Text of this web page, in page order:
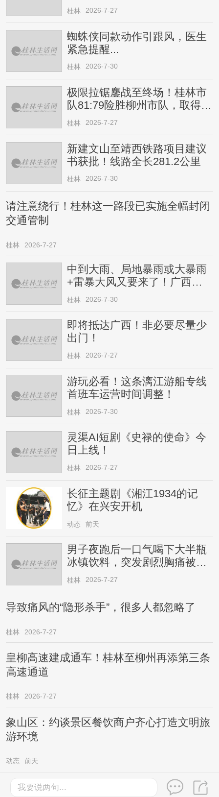
桂林 2026-7-27
蜘蛛侠同款动作引跟风，医生
紧急提醒...
桂林 2026-7-30
极限拉锯鏖战至终场！桂林市
队81:79险胜柳州市队，取得四
连胜
桂林 2026-7-27
新建文山至靖西铁路项目建议
书获批！线路全长281.2公里
桂林 2026-7-30
请注意绕行！桂林这一路段已实施全幅封闭
交通管制
桂林 2026-7-27
中到大雨、局地暴雨或大暴雨
+雷暴大风又要来了！广西人
请注意
桂林 2026-7-30
即将抵达广西！非必要尽量少
出门！
桂林 2026-7-27
游玩必看！这条漓江游船专线
首班车运营时间调整！
桂林 2026-7-30
灵渠AI短剧《史禄的使命》今
日上线！
桂林 2026-7-27
长征主题剧《湘江1934的记
忆》在兴安开机
动态 前天
男子夜跑后一口气喝下大半瓶
冰镇饮料，突发剧烈胸痛被送
医！医生提醒→
桂林 2026-7-27
导致痛风的“隐形杀手”，很多人都忽略了
桂林 2026-7-27
皇柳高速建成通车！桂林至柳州再添第三条
高速通道
桂林 2026-7-27
象山区：约谈景区餐饮商户齐心打造文明旅
游环境
动态 前天
©2003-2026桂林生活网版权所有
我要说两句...